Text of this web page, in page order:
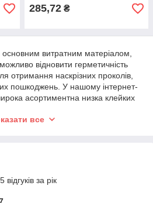
285,72 ₴
витратним матеріалом,
відновити герметичність
отримання наскрізних проколів,
пошкоджень. У нашому інтернет-
асортиментна низка клейких
собою вони вирізняються
все
за рік